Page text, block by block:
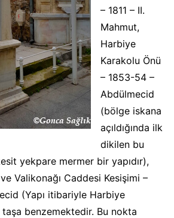
– 1811 – II.
Mahmut,
Harbiye
Karakolu Önü
– 1853-54 –
Abdülmecid
(bölge iskana
açıldığında ilk
dikilen bu
yekpare mermer bir yapıdır),
Valikonağı Caddesi Kesişimi –
(Yapı itibariyle Harbiye
benzemektedir. Bu nokta